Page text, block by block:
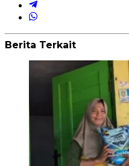
Berita Terkait